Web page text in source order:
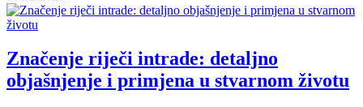
Značenje riječi intrade: detaljno
objašnjenje i primjena u stvarnom životu